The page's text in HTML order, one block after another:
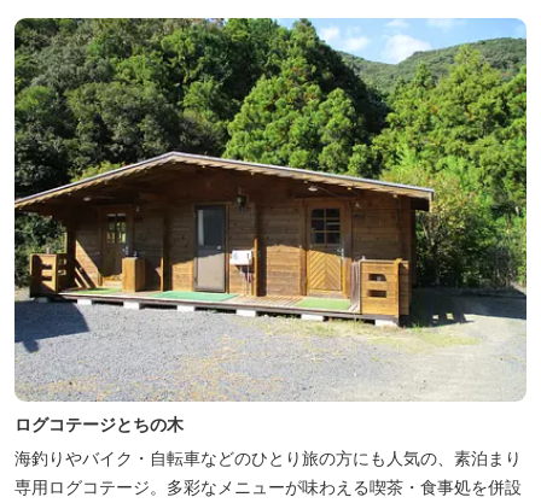
に完備。 国道260号向いには喫茶食事とちの木では、お食事もでき
人気のトンテ...
ログコテージとちの木
海釣りやバイク・自転車などのひとり旅の方にも人気の、素泊まり
専用ログコテージ。多彩なメニューが味わえる喫茶・食事処を併設